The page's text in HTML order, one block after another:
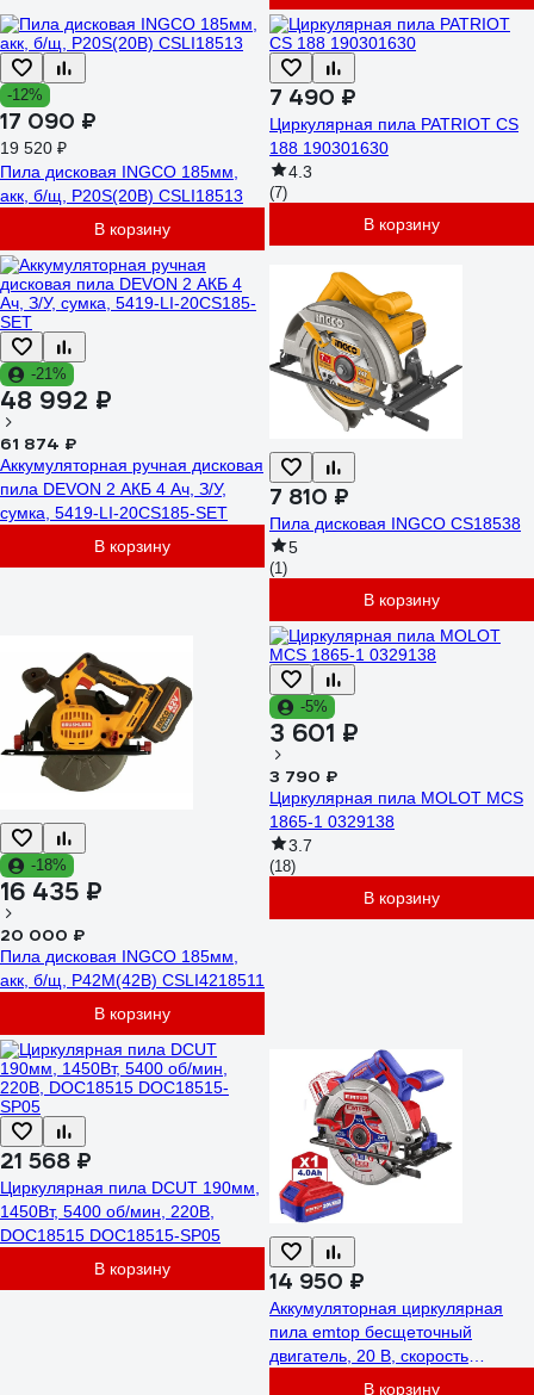
-12%
17 090 ₽
19 520 ₽
Пила дисковая INGCO 185мм,
акк, б/щ, P20S(20В) CSLI18513
В корзину
7 490 ₽
Циркулярная пила PATRIOT CS
188 190301630
4.3
(7)
В корзину
-21%
48 992 ₽
61 874 ₽
Аккумуляторная ручная дисковая
пила DEVON 2 АКБ 4 Ач, З/У,
сумка, 5419-LI-20CS185-SET
В корзину
7 810 ₽
Пила дисковая INGCO CS18538
5
(1)
В корзину
-18%
16 435 ₽
20 000 ₽
Пила дисковая INGCO 185мм,
акк, б/щ, P42M(42В) CSLI4218511
В корзину
-5%
3 601 ₽
3 790 ₽
Циркулярная пила MOLOT MCS
1865-1 0329138
3.7
(18)
В корзину
21 568 ₽
Циркулярная пила DCUT 190мм,
1450Вт, 5400 об/мин, 220В,
DOC18515 DOC18515-SP05
В корзину
14 950 ₽
Аккумуляторная циркулярная
пила emtop бесщеточный
двигатель, 20 В, скорость
холостого хода: 4800 об/мин
В корзину